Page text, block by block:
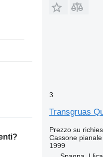
3
Transgruas
Prezzo su
Cassone pianale
1999